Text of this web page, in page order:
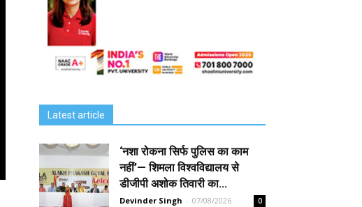
Latest article
‘नशा रोकना सिर्फ पुलिस का काम
नहीं’— शिमला विश्वविद्यालय से
डीजीपी अशोक तिवारी का...
Devinder Singh - 07/08/2026 0